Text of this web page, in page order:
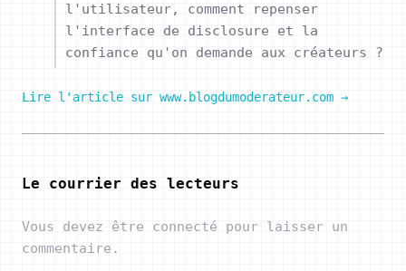
l'utilisateur, comment repenser
l'interface de disclosure et la
confiance qu'on demande aux créateurs ?
Lire l'article sur www.blogdumoderateur.com →
Le courrier des lecteurs
Vous devez être connecté pour laisser un
commentaire.